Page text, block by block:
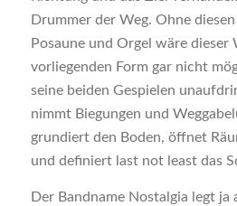
Drummer der Weg. Ohne
Posaune und Orgel wäre dieser
vorliegenden Form gar nicht
seine beiden Gespielen
nimmt Biegungen und
grundiert den Boden, öffnet
und definiert last not least das
Der Bandname Nostalgia legt ja